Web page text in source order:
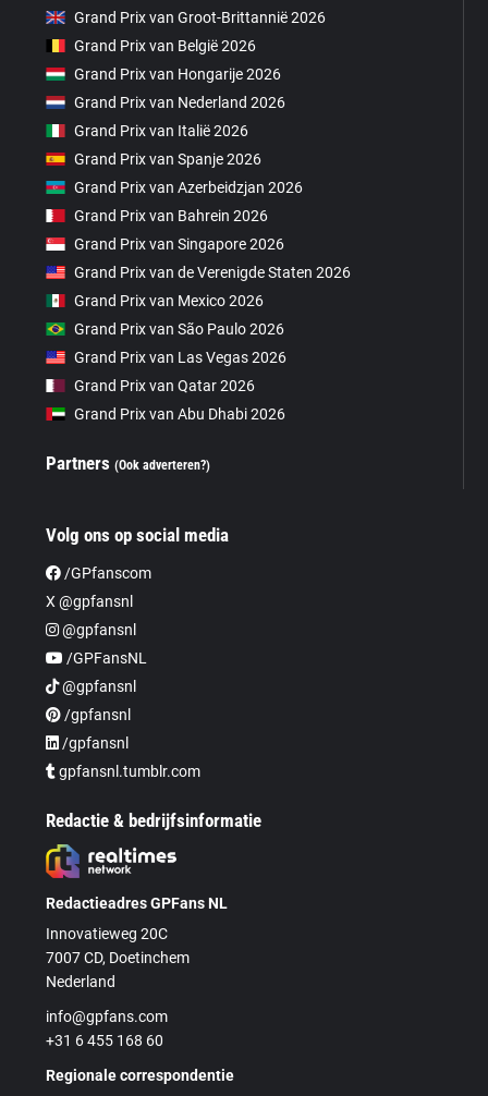
Grand Prix van Groot-Brittannië 2026
Grand Prix van België 2026
Grand Prix van Hongarije 2026
Grand Prix van Nederland 2026
Grand Prix van Italië 2026
Grand Prix van Spanje 2026
Grand Prix van Azerbeidzjan 2026
Grand Prix van Bahrein 2026
Grand Prix van Singapore 2026
Grand Prix van de Verenigde Staten 2026
Grand Prix van Mexico 2026
Grand Prix van São Paulo 2026
Grand Prix van Las Vegas 2026
Grand Prix van Qatar 2026
Grand Prix van Abu Dhabi 2026
Partners(Ook adverteren?)
Volg ons op social media
/GPfanscom
X @gpfansnl
@gpfansnl
/GPFansNL
@gpfansnl
/gpfansnl
/gpfansnl
gpfansnl.tumblr.com
Redactie & bedrijfsinformatie
Redactieadres GPFans NL
Innovatieweg 20C
7007 CD, Doetinchem
Nederland
info@gpfans.com
+31 6 455 168 60
Regionale correspondentie